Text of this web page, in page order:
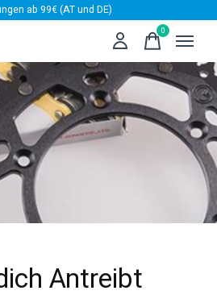
ab 99€ (AT und DE)
0items
Antreibt